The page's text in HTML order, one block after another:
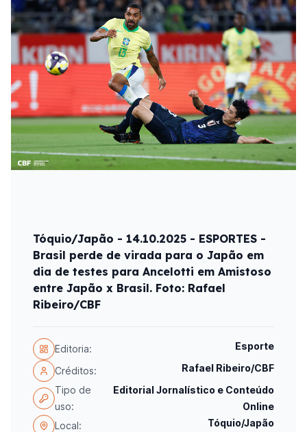
Tóquio/Japão - 14.10.2025 - ESPORTES -
Brasil perde de virada para o Japão em
dia de testes para Ancelotti em Amistoso
entre Japão x Brasil. Foto: Rafael
Ribeiro/CBF
Editoria: Esporte
Créditos:
Rafael Ribeiro/CBF
Tipo de
uso:
Editorial Jornalístico e Conteúdo
Online
Local:
Tóquio/Japão